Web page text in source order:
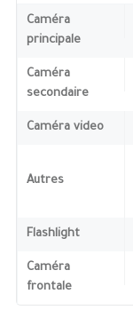
Caméra
principale
Caméra
secondaire
Caméra video
Autres
Flashlight
Caméra
frontale